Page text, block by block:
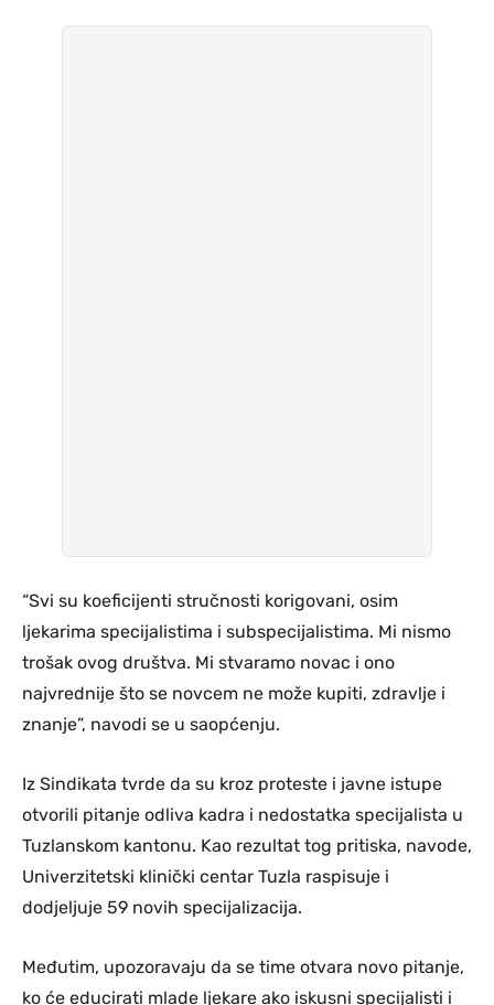
“Svi su koeficijenti stručnosti korigovani, osim
ljekarima specijalistima i subspecijalistima. Mi nismo
trošak ovog društva. Mi stvaramo novac i ono
najvrednije što se novcem ne može kupiti, zdravlje i
znanje”, navodi se u saopćenju.
Iz Sindikata tvrde da su kroz proteste i javne istupe
otvorili pitanje odliva kadra i nedostatka specijalista u
Tuzlanskom kantonu. Kao rezultat tog pritiska, navode,
Univerzitetski klinički centar Tuzla raspisuje i
dodjeljuje 59 novih specijalizacija.
Međutim, upozoravaju da se time otvara novo pitanje,
ko će educirati mlade ljekare ako iskusni specijalisti i